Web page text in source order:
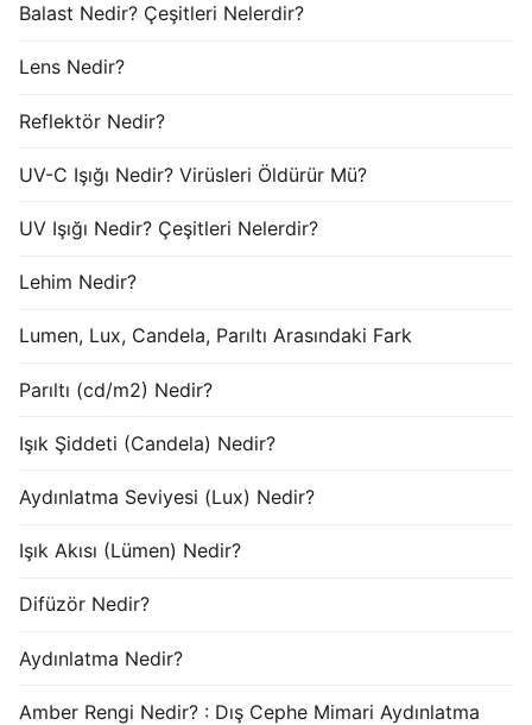
Balast Nedir? Çeşitleri Nelerdir?
Lens Nedir?
Reflektör Nedir?
UV-C Işığı Nedir? Virüsleri Öldürür Mü?
UV Işığı Nedir? Çeşitleri Nelerdir?
Lehim Nedir?
Lumen, Lux, Candela, Parıltı Arasındaki Fark
Parıltı (cd/m2) Nedir?
Işık Şiddeti (Candela) Nedir?
Aydınlatma Seviyesi (Lux) Nedir?
Işık Akısı (Lümen) Nedir?
Difüzör Nedir?
Aydınlatma Nedir?
Amber Rengi Nedir? : Dış Cephe Mimari Aydınlatma